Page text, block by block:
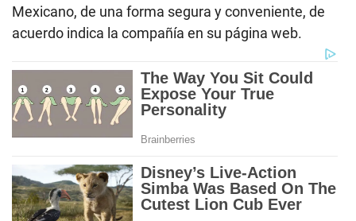
Mexicano, de una forma segura y conveniente, de
acuerdo indica la compañía en su página web.